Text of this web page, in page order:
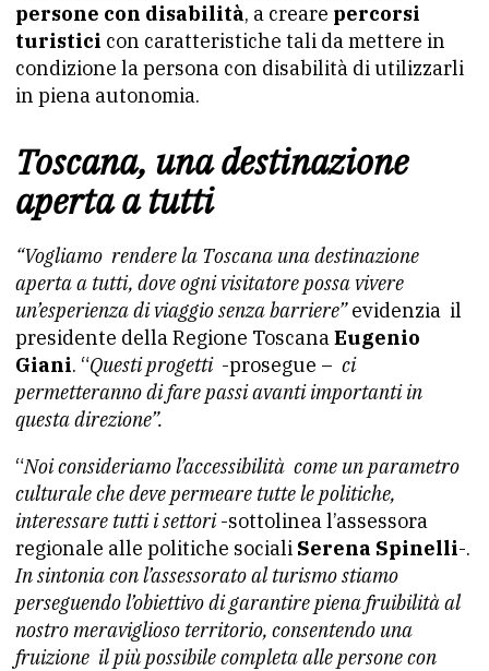
persone con disabilità, a creare percorsi
turistici con caratteristiche tali da mettere in
condizione la persona con disabilità di utilizzarli
in piena autonomia.
Toscana, una destinazione
aperta a tutti
“Vogliamo rendere la Toscana una destinazione
aperta a tutti, dove ogni visitatore possa vivere
un’esperienza di viaggio senza barriere”evidenzia il
presidente della Regione ToscanaEugenio
Giani. “Questi progetti-prosegue – ci
permetteranno di fare passi avanti importanti in
questa direzione”.
“Noi consideriamo l’accessibilità come un parametro
culturale che deve permeare tutte le politiche,
interessare tutti i settori-sottolinea l’assessora
regionale alle politiche sociali Serena Spinelli-.
In sintonia con l’assessorato al turismo stiamo
perseguendo l’obiettivo di garantire piena fruibilità al
nostro meraviglioso territorio, consentendo una
fruizione il più possibile completa alle persone con